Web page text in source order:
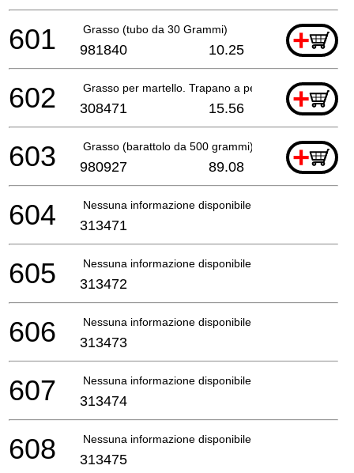
Grasso (tubo da 30 Grammi) +
601 981840 10.25
Grasso per martello. Trapano a percussione (70g)
+
602 308471 15.56
Grasso (barattolo da 500 grammi) +
603 980927 89.08
Nessuna informazione disponibile, non ordinabile
604 313471
Nessuna informazione disponibile, non ordinabile
605 313472
Nessuna informazione disponibile, non ordinabile
606 313473
Nessuna informazione disponibile, non ordinabile
607 313474
Nessuna informazione disponibile, non ordinabile
608 313475